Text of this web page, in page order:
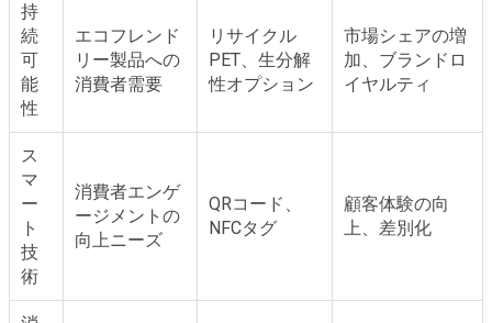
持
続
可
能
性
エコフレンド
リー製品への
消費者需要
リサイクル
PET、生分解
性オプション
市場シェアの増
加、ブランドロ
イヤルティ
ス
マ
ー
ト
技
術
消費者エンゲ
ージメントの
向上ニーズ
QRコード、
NFCタグ
顧客体験の向
上、差別化